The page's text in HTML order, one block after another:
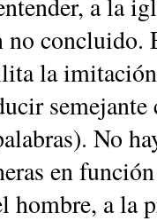
concluido.
la
semejante
No
en
hombre, a la